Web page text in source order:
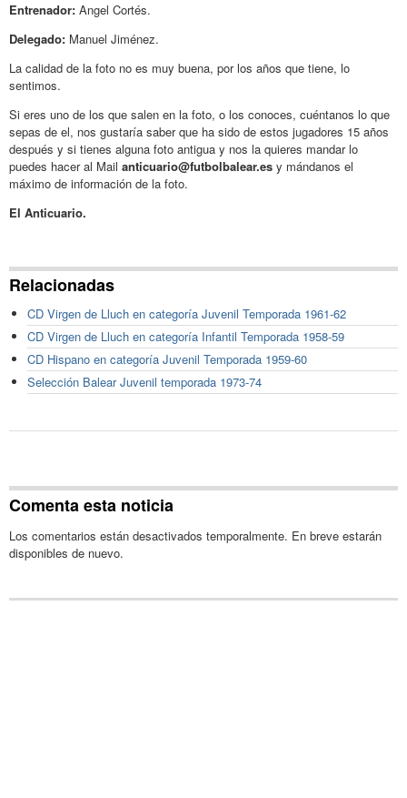
Entrenador: Angel Cortés.
Delegado: Manuel Jiménez.
La calidad de la foto no es muy buena, por los años que tiene, lo
sentimos.
Si eres uno de los que salen en la foto, o los conoces, cuéntanos lo que
sepas de el, nos gustaría saber que ha sido de estos jugadores 15 años
después y si tienes alguna foto antigua y nos la quieres mandar lo
puedes hacer al Mail anticuario@futbolbalear.es y mándanos el
máximo de información de la foto.
El Anticuario.
Relacionadas
CD Virgen de Lluch en categoría Juvenil Temporada 1961-62
CD Virgen de Lluch en categoría Infantil Temporada 1958-59
CD Hispano en categoría Juvenil Temporada 1959-60
Selección Balear Juvenil temporada 1973-74
Comenta esta noticia
Los comentarios están desactivados temporalmente. En breve estarán
disponibles de nuevo.